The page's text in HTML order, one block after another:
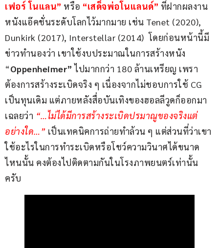
เฟอร์ โนแลน” หรือ “เสด็จพ่อโนแลนด์” ที่ฝากผลงาน
หนังแอ๊คชั่นระดับโลกไว้มากมาย เช่น Tenet (2020),
Dunkirk (2017), Interstellar (2014)  โดยก่อนหน้านี้มี
ข่าวทำนองว่า เขาใช้งบประมาณในการสร้างหนัง
“Oppenheimer” ไปมากกว่า 180 ล้านเหรียญ เพรา
ต้องการสร้างระเบิดจริง ๆ เนื่องจากไม่ชอบการใช้ CG
เป็นทุนเดิม แต่ภายหลังสื่อบันเทิงของฮอลลีวูดก็ออกมา
เฉลยว่า “…ไม่ได้มีการสร้างระเบิดปรมาณูของจริงแต่
อย่างใด…” เป็นเทคนิคการถ่ายทำล้วน ๆ แต่ส่วนที่ว่าเขา
ใช้อะไรในการทำระเบิดหรือโชว์ความวินาศได้ขนาด
ไหนนั้น คงต้องไปติดตามกันในโรงภาพยนตร์เท่านั้น
ครับ